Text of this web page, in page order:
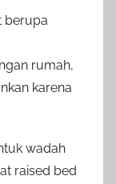
berupa
rumah,
karena
wadah
raised bed